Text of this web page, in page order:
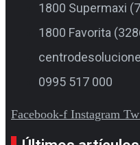
1800 Supermaxi
1800 Favorita
0995 517 000
Facebook-f Instagram